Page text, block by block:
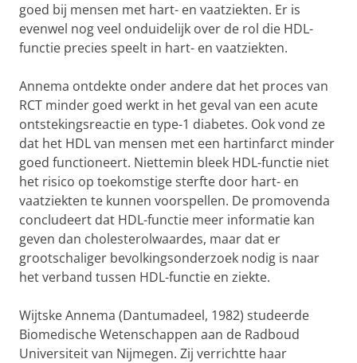
goed bij mensen met hart- en vaatziekten. Er is
evenwel nog veel onduidelijk over de rol die HDL-
functie precies speelt in hart- en vaatziekten.
Annema ontdekte onder andere dat het proces van
RCT minder goed werkt in het geval van een acute
ontstekingsreactie en type-1 diabetes. Ook vond ze
dat het HDL van mensen met een hartinfarct minder
goed functioneert. Niettemin bleek HDL-functie niet
het risico op toekomstige sterfte door hart- en
vaatziekten te kunnen voorspellen. De promovenda
concludeert dat HDL-functie meer informatie kan
geven dan cholesterolwaardes, maar dat er
grootschaliger bevolkingsonderzoek nodig is naar
het verband tussen HDL-functie en ziekte.
Wijtske Annema (Dantumadeel, 1982) studeerde
Biomedische Wetenschappen aan de Radboud
Universiteit van Nijmegen. Zij verrichtte haar